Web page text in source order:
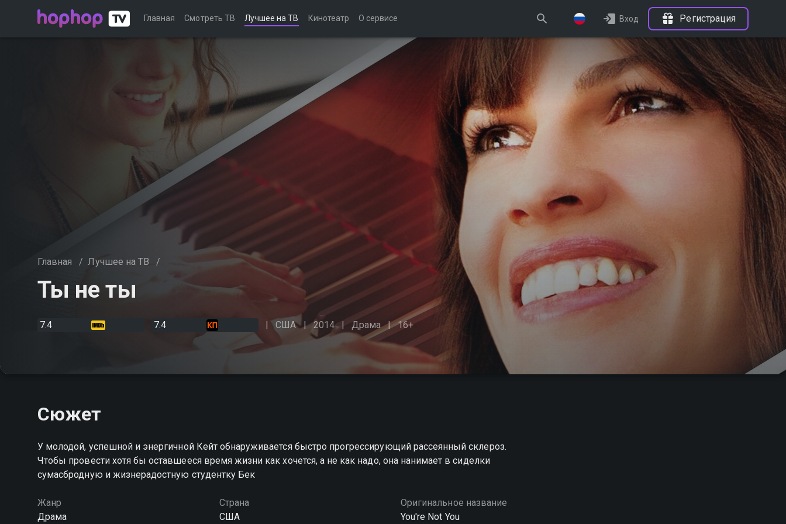
Главная Смотреть ТВ Лучшее на ТВ Кинотеатр О сервисе Вход Регистрация
Главная / Лучшее на ТВ /
Ты не ты
7.4 7.4 США 2014 Драма 16+
Сюжет
У молодой, успешной и энергичной Кейт обнаруживается быстро прогрессирующий рассеянный склероз.
Чтобы провести хотя бы оставшееся время жизни как хочется, а не как надо, она нанимает в сиделки
сумасбродную и жизнерадостную студентку Бек
Жанр
Драма
Страна
США
Оригинальное название
You're Not You